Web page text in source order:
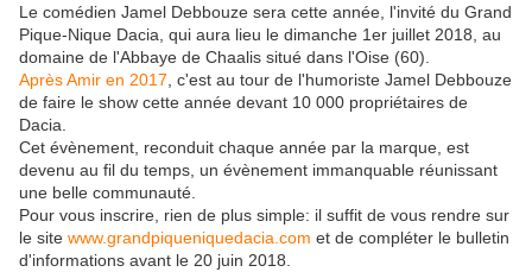
Le comédien Jamel Debbouze sera cette année, l'invité du Grand
Pique-Nique Dacia, qui aura lieu le dimanche 1er juillet 2018, au
domaine de l'Abbaye de Chaalis situé dans l'Oise (60).
Après Amir en 2017 , c'est au tour de l'humoriste Jamel Debbouze
de faire le show cette année devant 10 000 propriétaires de
Dacia.
Cet évènement, reconduit chaque année par la marque, est
devenu au fil du temps, un évènement immanquable réunissant
une belle communauté.
Pour vous inscrire, rien de plus simple: il suffit de vous rendre sur
le site www.grandpiqueniquedacia.com et de compléter le bulletin
d'informations avant le 20 juin 2018.